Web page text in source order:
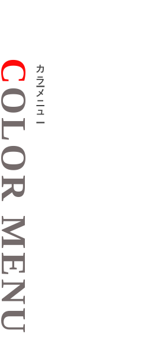
カラーメニュー
C
OLOR MENU